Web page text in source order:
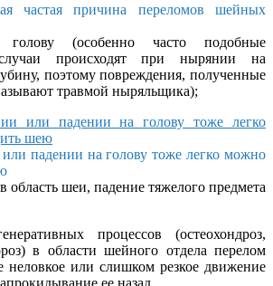
частая причина переломов шейных
(особенно часто подобные
происходят при нырянии на
поэтому повреждения, полученные
травмой ныряльщика);
падении на голову тоже легко можно
область шеи, падение тяжелого предмета
процессов (остеохондроз,
в области шейного отдела перелом
неловкое или слишком резкое движение
ее назад.